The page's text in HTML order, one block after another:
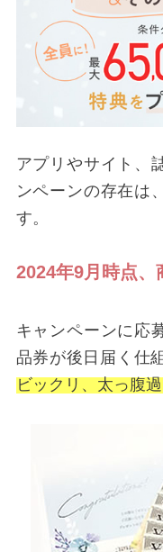
アプリやサイト、
ンペーンの存在は
す。
2024年9月時点、
キャンペーンに応
品券が後日届く仕
ビックリ、太っ腹